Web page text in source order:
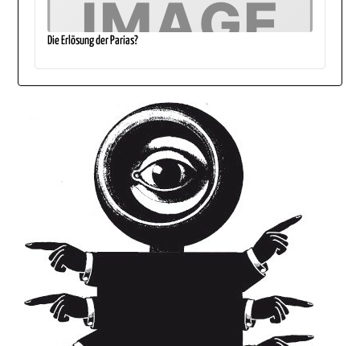
Die Erlösung der Parias?